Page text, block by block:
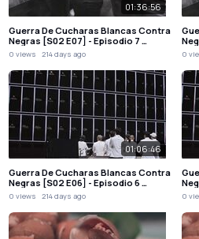
01:36:56
Guerra De Cucharas Blancas Contra
Negras [S02 E07] - Episodio 7 …
0 views 214 days ago 0
01:06:46
Guerra De Cucharas Blancas Contra
Negras [S02 E06] - Episodio 6 …
0 views 214 days ago 0